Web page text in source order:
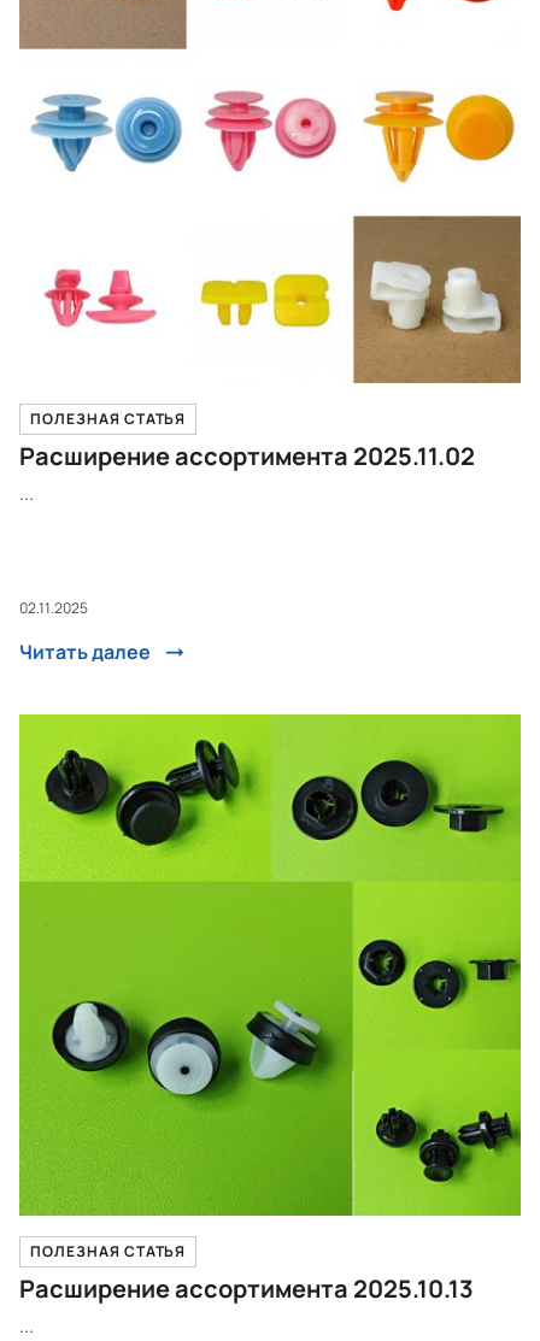
ПОЛЕЗНАЯ СТАТЬЯ
Расширение ассортимента 2025.11.02
...
02.11.2025
Читать далее
ПОЛЕЗНАЯ СТАТЬЯ
Расширение ассортимента 2025.10.13
...